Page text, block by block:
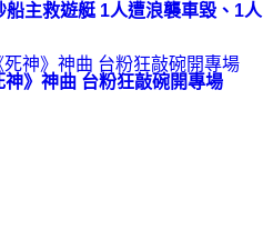
主救遊艇 1人遭浪襲車毀、1人
》神曲 台粉狂敲碗開專場